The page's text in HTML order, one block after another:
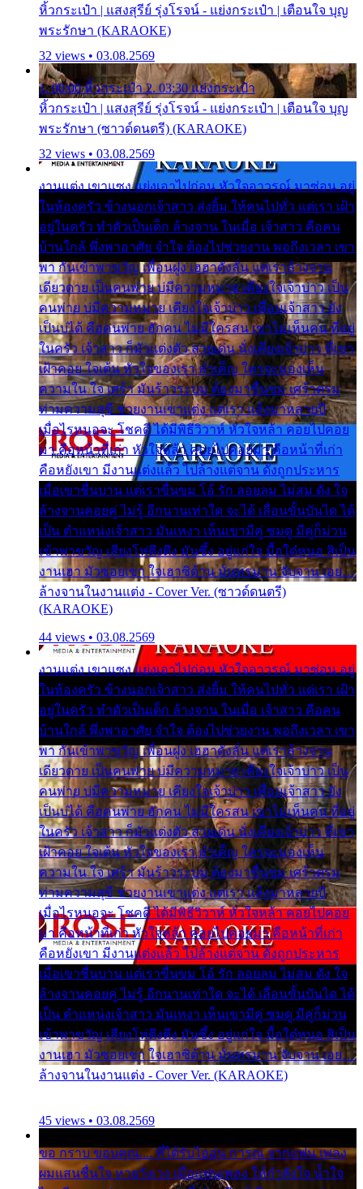
หิ้วกระเป๋า | แสงสุรีย์ รุ่งโรจน์ - แย่งกระเป๋า | เตือนใจ บุญ
พระรักษา (KARAOKE)
32 views • 03.08.2569
1. 00:00 หิ้วกระเป๋า 2. 03:30 แย่งกระเป๋า
หิ้วกระเป๋า | แสงสุรีย์ รุ่งโรจน์ - แย่งกระเป๋า | เตือนใจ บุญ
พระรักษา (ซาวด์ดนตรี) (KARAOKE)
32 views • 03.08.2569
งานแต่ง เขาแซง แย่งเอาไปก่อน หัวใจอาวรณ์ มาซ่อน อยู่
ในห้องครัว ข้างนอกเจ้าสาว ส่งยิ้ม ให้คนไปทั่ว แต่เรา เฝ้า
อยู่ในครัว ทำตัวเป็นเด็ก ล้างจาน ในเมื่อ เจ้าสาว คือคน
บ้านใกล้ พึ่งพาอาศัย จำใจ ต้องไปช่วยงาน พอถึงเวลา เขา
พา กันเข้าพาขวัญ เพื่อนฝูง เฮฮาดังลั่น แต่เราล้างจาน
เดียวดาย เป็นคนพ่าย บ่มีความหมาย เคียงใจเจ้าบ่าว เป็น
คนพ่าย บ่มีความหมาย เคียงใจเจ้าบ่าว เพื่อนเจ้าสาว ยัง
เป็นบ่ได้ คือคนพ่าย ฮักคน ไม่มีใครสน เขาไม่เห็นคน ที่อยู่
ในครัว เจ้าสาว ก็มัวแต่งตัว สวยเด่น นั่งเคียงเจ้าบ่าว ที่เขา
เฝ้าคอย ใจเต้น หัวใจของเรา ลำเค็ญ ใครจะมองเห็น
ความใน ใจ เศร้า มันร้าวระบม ต้องมาขื่นขม เศร้าตรม
ท่ามความสุขี ช่วยงานเขาแต่ง แต่เรา แล้งมาหลายปี
เมื่อไรหนอจะ โชคดี ได้มีพิธีวิวาห์ หัวใจหล้า คอยไปคอย
มา คือหน้าที่เก่า หัวใจหล้า คอยไปคอยมา คือหน้าที่เก่า
คือหยังเขา มีงานแต่งแล้ว ไปล้างแต่จาน ดั่งถูกประหาร
เมื่อเขาชื่นบาน แต่เราขื่นขม โอ้ รัก ลอยลม ไม่สม ดัง ใจ
ล้างจานคอยคู่ ไม่รู้ อีกนานเท่าใด จะได้ เลื่อนขั้นบันได ได้
เป็น ตำแหน่งเจ้าสาว มันเหงา เห็นเขามีคู่ ซมดู มีคู่ก็ม่วน
เข้าพาขวัญ เสียงโห่ตึงตึง มันซึ้ง อยู่แก่ใจ มื้อใด๋หนอ สิเป็น
งานเฮา มัวซอยเขา ใจเฮาซิด้าน มันทรมาน จับจาน เอย…
ล้างจานในงานแต่ง - Cover Ver. (ซาวด์ดนตรี)
(KARAOKE)
44 views • 03.08.2569
งานแต่ง เขาแซง แย่งเอาไปก่อน หัวใจอาวรณ์ มาซ่อน อยู่
ในห้องครัว ข้างนอกเจ้าสาว ส่งยิ้ม ให้คนไปทั่ว แต่เรา เฝ้า
อยู่ในครัว ทำตัวเป็นเด็ก ล้างจาน ในเมื่อ เจ้าสาว คือคน
บ้านใกล้ พึ่งพาอาศัย จำใจ ต้องไปช่วยงาน พอถึงเวลา เขา
พา กันเข้าพาขวัญ เพื่อนฝูง เฮฮาดังลั่น แต่เราล้างจาน
เดียวดาย เป็นคนพ่าย บ่มีความหมาย เคียงใจเจ้าบ่าว เป็น
คนพ่าย บ่มีความหมาย เคียงใจเจ้าบ่าว เพื่อนเจ้าสาว ยัง
เป็นบ่ได้ คือคนพ่าย ฮักคน ไม่มีใครสน เขาไม่เห็นคน ที่อยู่
ในครัว เจ้าสาว ก็มัวแต่งตัว สวยเด่น นั่งเคียงเจ้าบ่าว ที่เขา
เฝ้าคอย ใจเต้น หัวใจของเรา ลำเค็ญ ใครจะมองเห็น
ความใน ใจ เศร้า มันร้าวระบม ต้องมาขื่นขม เศร้าตรม
ท่ามความสุขี ช่วยงานเขาแต่ง แต่เรา แล้งมาหลายปี
เมื่อไรหนอจะ โชคดี ได้มีพิธีวิวาห์ หัวใจหล้า คอยไปคอย
มา คือหน้าที่เก่า หัวใจหล้า คอยไปคอยมา คือหน้าที่เก่า
คือหยังเขา มีงานแต่งแล้ว ไปล้างแต่จาน ดั่งถูกประหาร
เมื่อเขาชื่นบาน แต่เราขื่นขม โอ้ รัก ลอยลม ไม่สม ดัง ใจ
ล้างจานคอยคู่ ไม่รู้ อีกนานเท่าใด จะได้ เลื่อนขั้นบันได ได้
เป็น ตำแหน่งเจ้าสาว มันเหงา เห็นเขามีคู่ ซมดู มีคู่ก็ม่วน
เข้าพาขวัญ เสียงโห่ตึงตึง มันซึ้ง อยู่แก่ใจ มื้อใด๋หนอ สิเป็น
งานเฮา มัวซอยเขา ใจเฮาซิด้าน มันทรมาน จับจาน เอย…
ล้างจานในงานแต่ง - Cover Ver. (KARAOKE)
45 views • 03.08.2569
ขอ กราบ ขอบคุณ.... ที่ได้รับไออุ่น การุณ จากแฟน เพลง
ผมแสนชื่นใจ หายวังเวง เมื่อแฟนเพลง ให้กำลังใจ น้ำใจ